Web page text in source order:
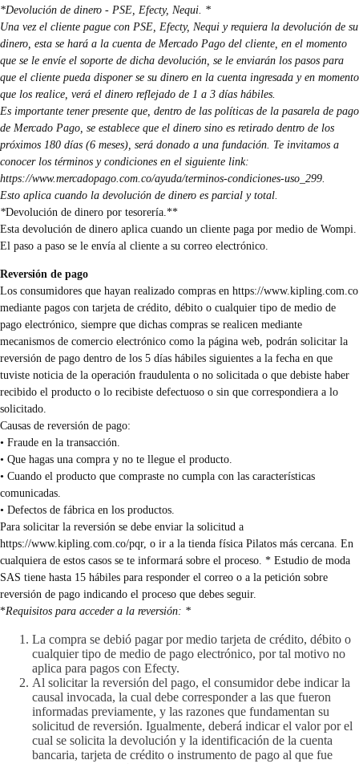
*Devolución de dinero - PSE, Efecty, Nequi. *
Una vez el cliente pague con PSE, Efecty, Nequi y requiera la devolución de su
dinero, esta se hará a la cuenta de Mercado Pago del cliente, en el momento
que se le envíe el soporte de dicha devolución, se le enviarán los pasos para
que el cliente pueda disponer se su dinero en la cuenta ingresada y en momento
que los realice, verá el dinero reflejado de 1 a 3 días hábiles.
Es importante tener presente que, dentro de las políticas de la pasarela de pago
de Mercado Pago, se establece que el dinero sino es retirado dentro de los
próximos 180 días (6 meses), será donado a una fundación. Te invitamos a
conocer los términos y condiciones en el siguiente link:
https://www.mercadopago.com.co/ayuda/terminos-condiciones-uso_299
Esto aplica cuando la devolución de dinero es parcial y total.
*Devolución de dinero por tesorería.**
Esta devolución de dinero aplica cuando un cliente paga por medio de Wompi.
El paso a paso se le envía al cliente a su correo electrónico.
Reversión de pago
Los consumidores que hayan realizado compras en https://www.kipling.com.co
mediante pagos con tarjeta de crédito, débito o cualquier tipo de medio de
pago electrónico, siempre que dichas compras se realicen mediante
mecanismos de comercio electrónico como la página web, podrán solicitar la
reversión de pago dentro de los 5 días hábiles siguientes a la fecha en que
tuviste noticia de la operación fraudulenta o no solicitada o que debiste haber
recibido el producto o lo recibiste defectuoso o sin que correspondiera a lo
solicitado.
Causas de reversión de pago:
• Fraude en la transacción.
• Que hagas una compra y no te llegue el producto.
• Cuando el producto que compraste no cumpla con las características
comunicadas.
• Defectos de fábrica en los productos.
Para solicitar la reversión se debe enviar la solicitud a
https://www.kipling.com.co/pqr, o ir a la tienda física Pilatos más cercana. En
cualquiera de estos casos se te informará sobre el proceso. * Estudio de moda
SAS tiene hasta 15 hábiles para responder el correo o a la petición sobre
reversión de pago indicando el proceso que debes seguir.
*Requisitos para acceder a la reversión: *
La compra se debió pagar por medio tarjeta de crédito, débito o
cualquier tipo de medio de pago electrónico, por tal motivo no
aplica para pagos con Efecty.
Al solicitar la reversión del pago, el consumidor debe indicar la
causal invocada, la cual debe corresponder a las que fueron
informadas previamente, y las razones que fundamentan su
solicitud de reversión. Igualmente, deberá indicar el valor por el
cual se solicita la devolución y la identificación de la cuenta
bancaria, tarjeta de crédito o instrumento de pago al que fue